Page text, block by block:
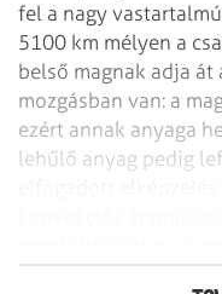
fel a nagy
5100 km mélyen a
belső magnak adja át
mozgásban van: a
ezért annak anyaga
lehűlő anyag pedig